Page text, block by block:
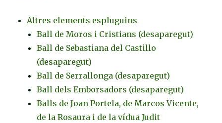
Altres elements espluguins
Ball de Moros i Cristians (desaparegut)
Ball de Sebastiana del Castillo
(desaparegut)
Ball de Serrallonga (desaparegut)
Ball dels Emborsadors (desaparegut)
Balls de Joan Portela, de Marcos Vicente,
de la Rosaura i de la vídua Judit